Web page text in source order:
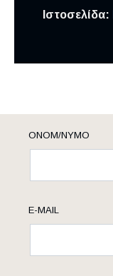
Ιστοσελίδα:
ΟΝΟΜ/ΝΥΜΟ
E-MAIL